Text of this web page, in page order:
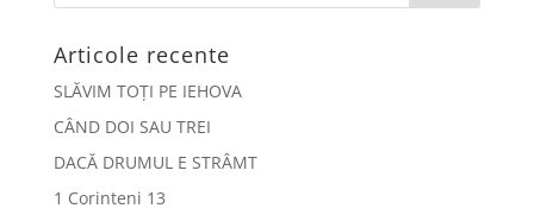
Articole recente
SLĂVIM TOȚI PE IEHOVA
CÂND DOI SAU TREI
DACĂ DRUMUL E STRÂMT
1 Corinteni 13